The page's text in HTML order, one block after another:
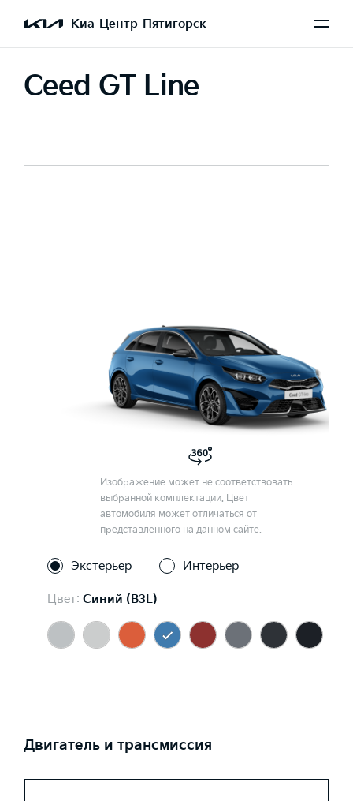
Киа-Центр-Пятигорск
Ceed GT Line
Изображение может не соответствовать
выбранной комплектации. Цвет
автомобиля может отличаться от
представленного на данном сайте.
Экстерьер Интерьер
Цвет: Синий (B3L)
Двигатель и трансмиссия